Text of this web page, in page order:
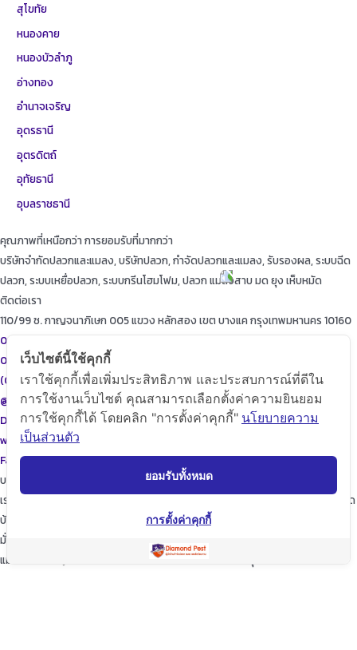
สุโขทัย
หนองคาย
หนองบัวลำภู
อ่างทอง
อำนาจเจริญ
อุดรธานี
อุตรดิตถ์
อุทัยธานี
อุบลราชธานี
คุณภาพที่เหนือกว่า การยอมรับที่มากกว่า
บริษัทจำกัดปลวกและแมลง, บริษัทปลวก, กำจัดปลวกและแมลง, รับรองผล, ระบบฉีด
ปลวก, ระบบเหยื่อปลวก, ระบบกรีนโฮมโฟม, ปลวก แมลงสาบ มด ยุง เห็บหมัด
ติดต่อเรา
110/99 ซ. กาญจนาภิเษก 005 แขวง หลักสอง เขต บางแค กรุงเทพมหานคร 10160
087-615-9999
086-471-9999
(02)455-9999
@diamondpest
Diamond Pest Control
www.diamondpest.com
FacebookLineEnvelope
บริการของเรา
เราจะพัฒนาการบริการให้กับลูกค้าดียิ่งขึ้นในทุกๆด้าน ให้เราดูแลใส่ใจทุกรายละเอียด
บ้านของท่านก็เปรียบเสมือนบ้านของเรา
มั่นใจในเรามั่นใจใน “ไดมอนด์แพลนเนท” บริการเป็นเลิศ ผู้นำด้านการกำจัดปลวก
แมลง และสัตว์รบกวนต่างๆ ปลอดภัยต่อบ้านและครอบครัวคุณอย่างแน่นอน
เว็บไซต์นี้ใช้คุกกี้
เราใช้คุกกี้เพื่อเพิ่มประสิทธิภาพ และประสบการณ์ที่ดีใน
การใช้งานเว็บไซต์ คุณสามารถเลือกตั้งค่าความยินยอม
การใช้คุกกี้ได้ โดยคลิก "การตั้งค่าคุกกี้" นโยบายความ
เป็นส่วนตัว
ยอมรับทั้งหมด
การตั้งค่าคุกกี้